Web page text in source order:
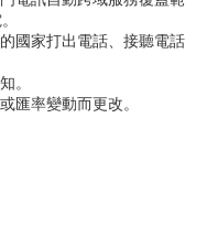
國家打出電話、接聽電話
。
匯率變動而更改。